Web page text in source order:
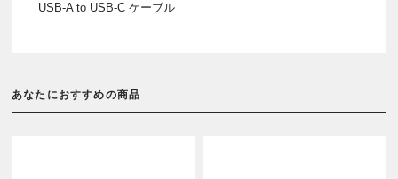
USB-A to USB-C ケーブル
あなたにおすすめの商品